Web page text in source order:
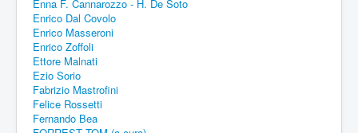
Enna F. Cannarozzo - H. De Soto
Enrico Dal Covolo
Enrico Masseroni
Enrico Zoffoli
Ettore Malnati
Ezio Sorio
Fabrizio Mastrofini
Felice Rossetti
Fernando Bea